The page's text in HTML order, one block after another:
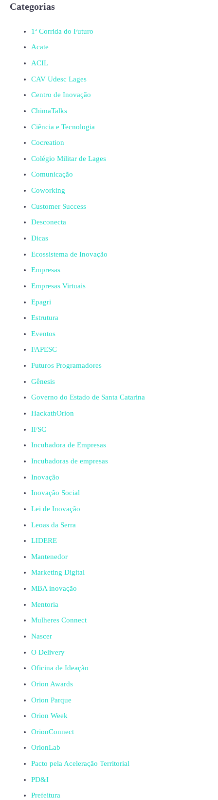
Categorias
1ª Corrida do Futuro
Acate
ACIL
CAV Udesc Lages
Centro de Inovação
ChimaTalks
Ciência e Tecnologia
Cocreation
Colégio Militar de Lages
Comunicação
Coworking
Customer Success
Desconecta
Dicas
Ecossistema de Inovação
Empresas
Empresas Virtuais
Epagri
Estrutura
Eventos
FAPESC
Futuros Programadores
Gênesis
Governo do Estado de Santa Catarina
HackathOrion
IFSC
Incubadora de Empresas
Incubadoras de empresas
Inovação
Inovação Social
Lei de Inovação
Leoas da Serra
LIDERE
Mantenedor
Marketing Digital
MBA inovação
Mentoria
Mulheres Connect
Nascer
O Delivery
Oficina de Ideação
Orion Awards
Orion Parque
Orion Week
OrionConnect
OrionLab
Pacto pela Aceleração Territorial
PD&I
Prefeitura